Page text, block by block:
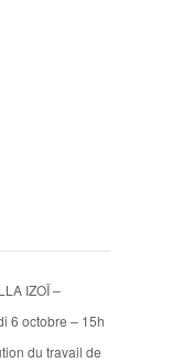
IZOÏ –
6 octobre – 15h
du travail de